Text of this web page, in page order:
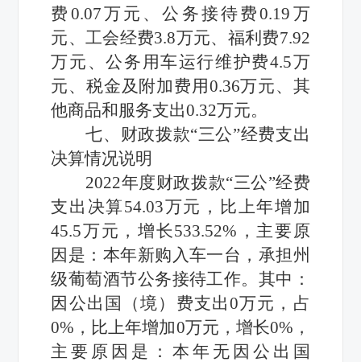
费 0.07万元 、公务接待费0.19 万
元、工会经费3.8万元、 福利费7.92
万元 、公务用车运行维护费4.5万
元、 税金及附加费用0.36万元、 其
他商品和服务支出0.32万元。
七、 财政拨款“三公”经费支出
决算情况说明
2022年度财政拨款“三公”经费
支出决算54.03万元，比上年增加
45.5万元，增长533.52%， 主要原
因是： 本年新购入车一台，承担州
级葡萄酒节公务接待工作。其中 ：
因公出国（境）费支出0万元，占
0%，比上年增加0万元，增长0%，
主要原因是：本年无 因公出国